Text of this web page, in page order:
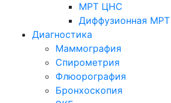
МРТ ЦНС
Диффузионная МРТ
Диагностика
Маммография
Спирометрия
Флюорография
Бронхоскопия